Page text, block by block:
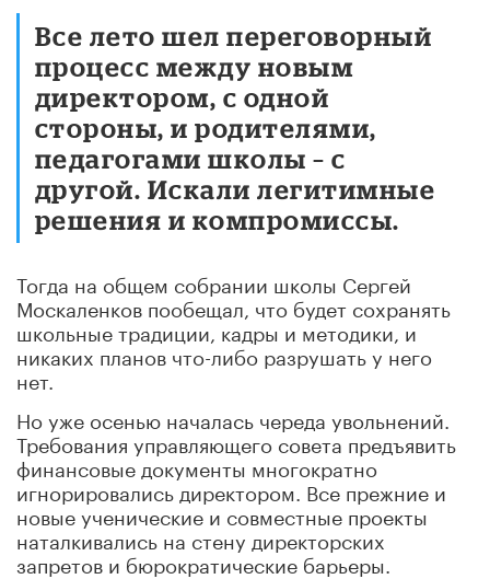
Все лето шел переговорный
процесс между новым
директором, с одной
стороны, и родителями,
педагогами школы – с
другой. Искали легитимные
решения и компромиссы.
Тогда на общем собрании школы Сергей
Москаленков пообещал, что будет сохранять
школьные традиции, кадры и методики, и
никаких планов что-либо разрушать у него
нет.
Но уже осенью началась череда увольнений.
Требования управляющего совета предъявить
финансовые документы многократно
игнорировались директором. Все прежние и
новые ученические и совместные проекты
наталкивались на стену директорских
запретов и бюрократические барьеры.